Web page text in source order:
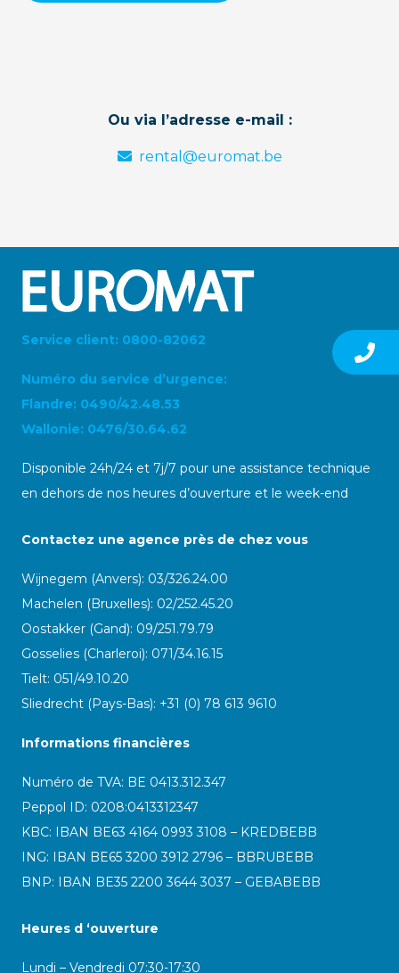
Ou via l’adresse e-mail :
rental@euromat.be
Service client: 0800-82062
Numéro du service d’urgence:
Flandre: 0490/42.48.53
Wallonie: 0476/30.64.62
Disponible 24h/24 et 7j/7 pour une assistance technique
en dehors de nos heures d’ouverture et le week-end
Contactez une agence près de chez vous
Wijnegem (Anvers): 03/326.24.00
Machelen (Bruxelles): 02/252.45.20
Oostakker (Gand): 09/251.79.79
Gosselies (Charleroi): 071/34.16.15
Tielt: 051/49.10.20
Sliedrecht (Pays-Bas): +31 (0) 78 613 9610
Informations financières
Numéro de TVA: BE 0413.312.347
Peppol ID: 0208:0413312347
KBC: IBAN BE63 4164 0993 3108 – KREDBEBB
ING: IBAN BE65 3200 3912 2796 – BBRUBEBB
BNP: IBAN BE35 2200 3644 3037 – GEBABEBB
Heures d ‘ouverture
Lundi – Vendredi 07:30-17:30